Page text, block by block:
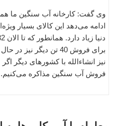
وی گفت: کارخانه آب سنگین ما
ادامه می‌دهد این کالای بسیار
برای فروش 40 تن دیگر
نیز انشاءالله با کشورهای دیگر
فروش آب سنگین مذاکره می‌کنیم.